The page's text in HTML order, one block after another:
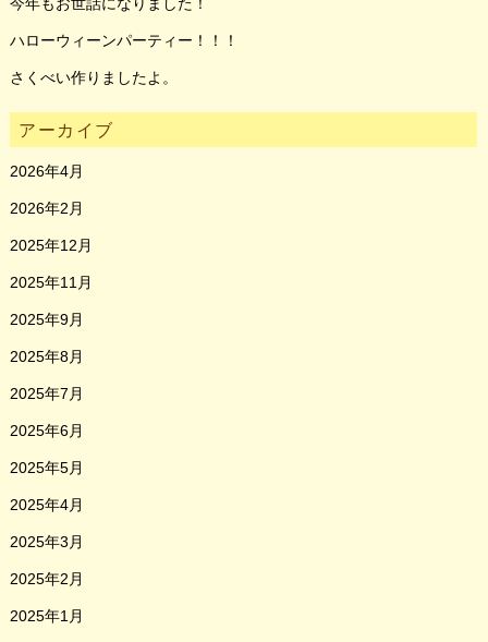
ハローウィーンパーティー！！！
さくべい作りましたよ。
アーカイブ
2026年4月
2026年2月
2025年12月
2025年11月
2025年9月
2025年8月
2025年7月
2025年6月
2025年5月
2025年4月
2025年3月
2025年2月
2025年1月